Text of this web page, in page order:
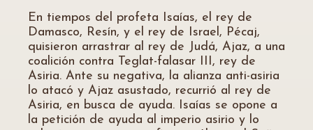
En tiempos del profeta Isaías, el rey de
Damasco, Resín, y el rey de Israel, Pécaj,
quisieron arrastrar al rey de Judá, Ajaz, a una
coalición contra Teglat-falasar III, rey de
Asiria. Ante su negativa, la alianza anti-asiria
lo atacó y Ajaz asustado, recurrió al rey de
Asiria, en busca de ayuda. Isaías se opone a
la petición de ayuda al imperio asirio y lo